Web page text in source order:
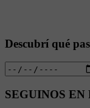
Descubrí qué
SEGUINOS EN